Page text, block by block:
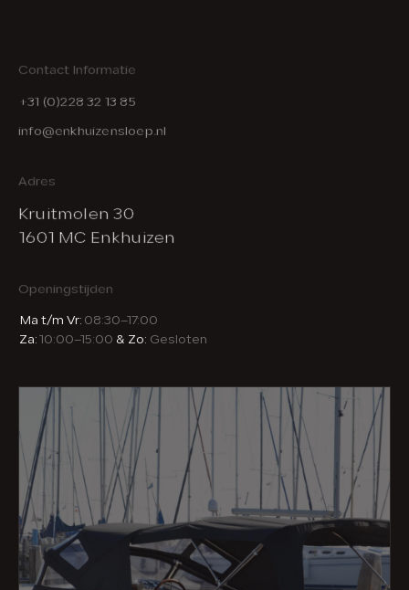
Contact Informatie
+31 (0)228 32 13 85
info@enkhuizensloep.nl
Adres
Kruitmolen 30
1601 MC Enkhuizen
Openingstijden
Ma t/m Vr: 08:30–17:00
Za: 10:00–15:00 & Zo: Gesloten